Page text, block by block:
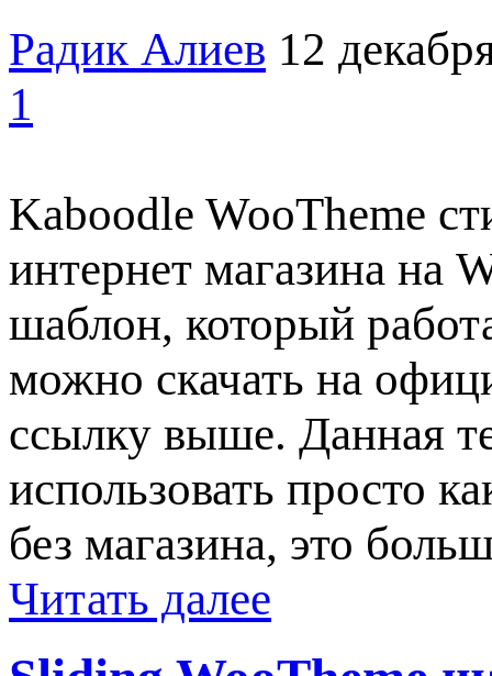
Радик Алиев 12
1
Kaboodle WooTheme
интернет магазина на
шаблон, который
можно скачать на
ссылку выше. Данная
использовать просто
без магазина, это
Читать далее